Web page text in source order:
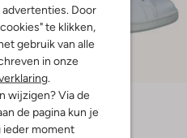
Door
te klikken,
gebruik van alle
in onze
.
wijzigen? Via de
de pagina kun je
moment
Adidas
Lage sneakers
€ 64,95 € 25,99